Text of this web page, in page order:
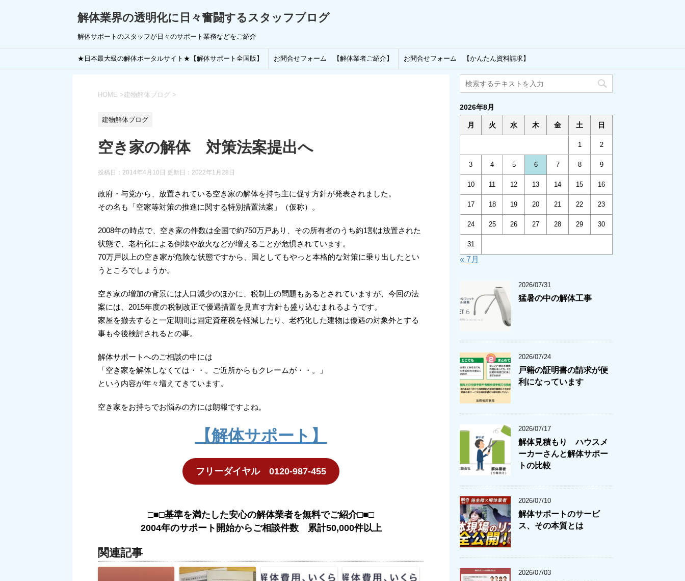
解体業界の透明化に日々奮闘するスタッフブログ
解体サポートのスタッフが日々のサポート業務などをご紹介
★日本最大級の解体ポータルサイト★【解体サポート全国版】 お問合せフォーム 【解体業者ご紹介】 お問合せフォーム 【かんたん資料請求】
HOME >建物解体ブログ >
建物解体ブログ
空き家の解体 対策法案提出へ
投稿日：2014年4月10日 更新日： 2022年1月28日
政府・与党から、放置されている空き家の解体を持ち主に促す方針が発表されました。
その名も「空家等対策の推進に関する特別措置法案」（仮称）。
2008年の時点で、空き家の件数は全国で約750万戸あり、その所有者のうち約1割は放置された
状態で、老朽化による倒壊や放火などが増えることが危惧されています。
70万戸以上の空き家が危険な状態ですから、国としてもやっと本格的な対策に乗り出したとい
うところでしょうか。
空き家の増加の背景には人口減少のほかに、税制上の問題もあるとされていますが、今回の法
案には、2015年度の税制改正で優遇措置を見直す方針も盛り込むまれるようです。
家屋を撤去すると一定期間は固定資産税を軽減したり、老朽化した建物は優遇の対象外とする
事も今後検討されるとの事。
解体サポートへのご相談の中には
「空き家を解体しなくては・・。ご近所からもクレームが・・。」
という内容が年々増えてきています。
空き家をお持ちでお悩みの方には朗報ですよね。
【解体サポート】
フリーダイヤル 0120-987-455
□■□基準を満たした安心の解体業者を無料でご紹介□■□
2004年のサポート開始からご相談件数 累計50,000件以上
関連記事
2026年8月
月 火 水 木 金 土 日
1 2
3 4 5 6 7 8 9
10 11 12 13 14 15 16
17 18 19 20 21 22 23
24 25 26 27 28 29 30
31
« 7月
2026/07/31
猛暑の中の解体工事
2026/07/24
戸籍の証明書の請求が便
利になっています
2026/07/17
解体見積もり ハウスメ
ーカーさんと解体サポー
トの比較
2026/07/10
解体サポートのサービ
ス、その本質とは
2026/07/03